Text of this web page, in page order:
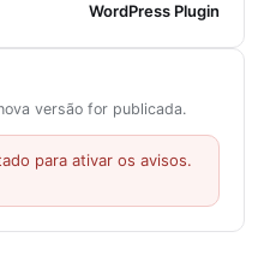
WordPress Plugin
versão for publicada.
para ativar os avisos.